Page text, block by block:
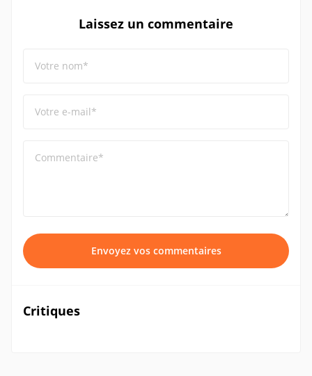
Laissez un commentaire
Votre nom*
Votre e-mail*
Commentaire*
Envoyez vos commentaires
Critiques